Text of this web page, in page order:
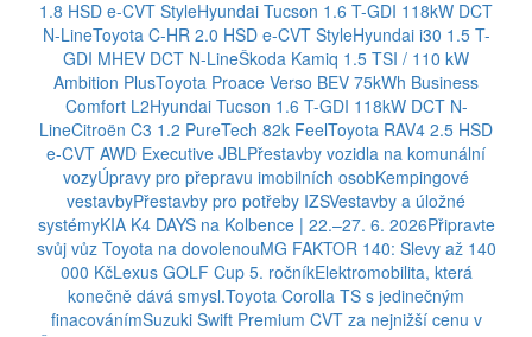
1.8 HSD e-CVT StyleHyundai Tucson 1.6 T-GDI 118kW DCT
N-LineToyota C-HR 2.0 HSD e-CVT StyleHyundai i30 1.5 T-
GDI MHEV DCT N-LineŠkoda Kamiq 1.5 TSI / 110 kW
Ambition PlusToyota Proace Verso BEV 75kWh Business
Comfort L2Hyundai Tucson 1.6 T-GDI 118kW DCT N-
LineCitroën C3 1.2 PureTech 82k FeelToyota RAV4 2.5 HSD
e-CVT AWD Executive JBLPřestavby vozidla na komunální
vozyÚpravy pro přepravu imobilních osobKempingové
vestavbyPřestavby pro potřeby IZSVestavby a úložné
systémyKIA K4 DAYS na Kolbence | 22.–27. 6. 2026Připravte
svůj vůz Toyota na dovolenouMG FAKTOR 140: Slevy až 140
000 KčLexus GOLF Cup 5. ročníkElektromobilita, která
konečně dává smysl.Toyota Corolla TS s jedinečným
finacovánímSuzuki Swift Premium CVT za nejnižší cenu v